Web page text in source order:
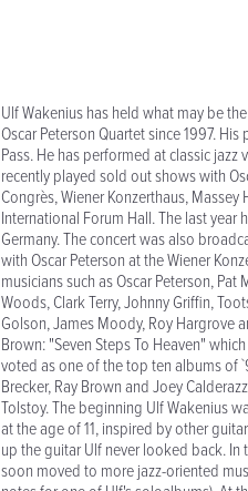
Ulf Wakenius has held what may be
Oscar Peterson Quartet since 1997.
Pass. He has performed at classic
recently played sold out shows with
Congrès, Wiener Konzerthaus,
International Forum Hall. The last
Germany. The concert was also
with Oscar Peterson at the Wiener
musicians such as Oscar Peterson,
Woods, Clark Terry, Johnny Griffin,
Golson, James Moody, Roy Hargrove
Brown: "Seven Steps To Heaven"
voted as one of the top ten albums of
Brecker, Ray Brown and Joey
Tolstoy. The beginning Ulf Wakenius
at the age of 11, inspired by other
up the guitar Ulf never looked back.
soon moved to more jazz-oriented